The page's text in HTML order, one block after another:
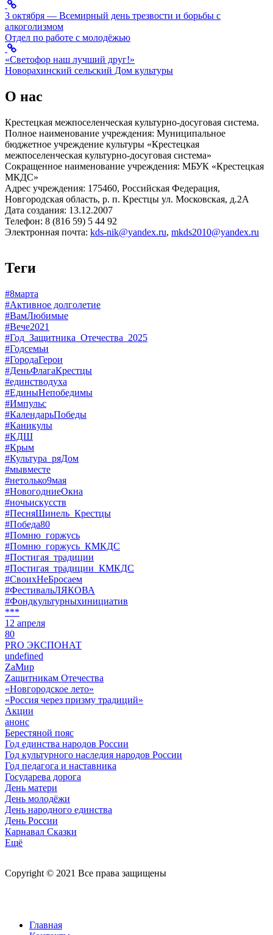
3 октября — Всемирный день трезвости и борьбы с
алкоголизмом
Отдел по работе с молодёжью
«Светофор наш лучший друг!»
Новорахинский сельский Дом культуры
О нас
Крестецкая межпоселенческая культурно-досуговая система.
Полное наименование учреждения: Муниципальное
бюджетное учреждение культуры «Крестецкая
межпоселенческая культурно-досуговая система»
Сокращенное наименование учреждения: МБУК «Крестецкая
МКДС»
Адрес учреждения: 175460, Российская Федерация,
Новгородская область, р. п. Крестцы ул. Московская, д.2А
Дата создания: 13.12.2007
Телефон: 8 (816 59) 5 44 92
Электронная почта: kds-nik@yandex.ru, mkds2010@yandex.ru
Теги
#8марта
#Активное долголетие
#ВамЛюбимые
#Вече2021
#Год_Защитника_Отечества_2025
#Годсемьи
#ГородаГерои
#ДеньФлагаКрестцы
#единстводуха
#ЕдиныНепобедимы
#Импульс
#КалендарьПобеды
#Каникулы
#КДШ
#Крым
#Культура_ряДом
#мывместе
#нетолько9мая
#НовогодниеОкна
#ночьискусств
#ПесняШинель_Крестцы
#Победа80
#Помню_горжусь
#Помню_горжусь_КМКДС
#Постигая_традиции
#Постигая_традиции_КМКДС
#СвоихНеБросаем
#ФестивальЛЯКОВА
#Фондкультурныхинициатив
***
12 апреля
80
PRO ЭКСПОНАТ
undefined
ZaМир
Zащитникам Отечества
«Новгородское лето»
«Россия через призму традиций»
Акции
анонс
Берестяной пояс
Год единства народов России
Год культурного наследия народов России
Год педагога и наставника
Государева дорога
День матери
День молодёжи
День народного единства
День России
Карнавал Сказки
Ещё
Copyright © 2021 Все права защищены
Главная